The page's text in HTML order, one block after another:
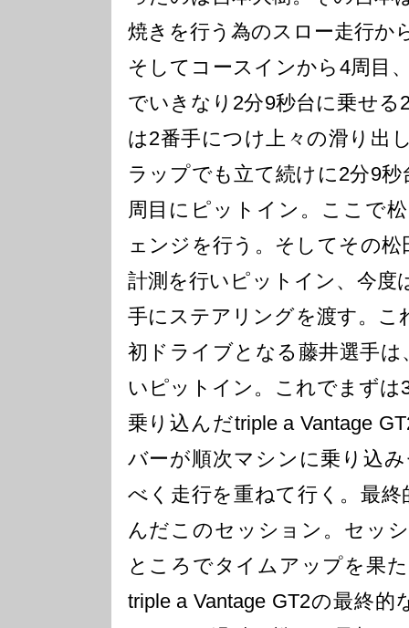
焼きを行う為のスロー走行か
そしてコースインから4周目
でいきなり2分9秒台に乗せる
は2番手につけ上々の滑り出
ラップでも立て続けに2分9
周目にピットイン。ここで
ェンジを行う。そしてその
計測を行いピットイン、今度
手にステアリングを渡す。こ
初ドライブとなる藤井選手
いピットイン。これでまず
乗り込んだtriple a Vantage
バーが順次マシンに乗り込
べく走行を重ねて行く。最
んだこのセッション。セッ
ところでタイムアップを果
triple a Vantage GT2の最終